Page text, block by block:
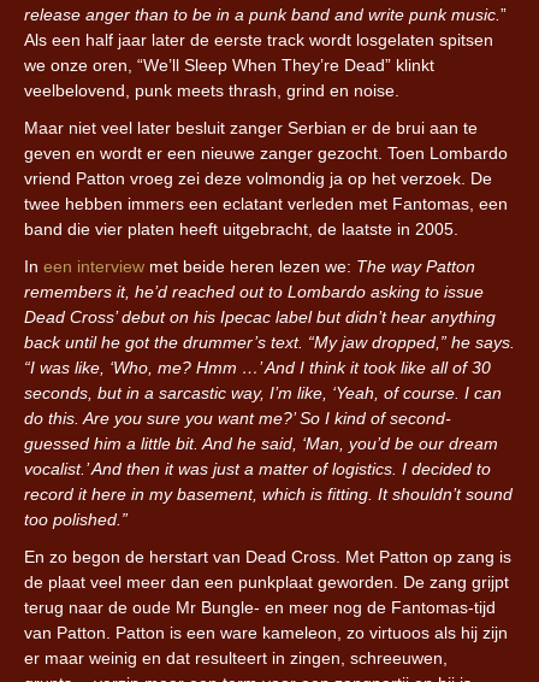
release anger than to be in a punk band and write punk music. ”
Als een half jaar later de eerste track wordt losgelaten spitsen
we onze oren, “We’ll Sleep When They’re Dead” klinkt
veelbelovend, punk meets thrash, grind en noise.
Maar niet veel later besluit zanger Serbian er de brui aan te
geven en wordt er een nieuwe zanger gezocht. Toen Lombardo
vriend Patton vroeg zei deze volmondig ja op het verzoek. De
twee hebben immers een eclatant verleden met Fantomas, een
band die vier platen heeft uitgebracht, de laatste in 2005.
In een interview met beide heren lezen we: The way Patton
remembers it, he’d reached out to Lombardo asking to issue
Dead Cross’ debut on his Ipecac label but didn’t hear anything
back until he got the drummer’s text. “My jaw dropped,” he says.
“I was like, ‘Who, me? Hmm …’ And I think it took like all of 30
seconds, but in a sarcastic way, I’m like, ‘Yeah, of course. I can
do this. Are you sure you want me?’ So I kind of second-
guessed him a little bit. And he said, ‘Man, you’d be our dream
vocalist.’ And then it was just a matter of logistics. I decided to
record it here in my basement, which is fitting. It shouldn’t sound
too polished.”
En zo begon de herstart van Dead Cross. Met Patton op zang is
de plaat veel meer dan een punkplaat geworden. De zang grijpt
terug naar de oude Mr Bungle- en meer nog de Fantomas-tijd
van Patton. Patton is een ware kameleon, zo virtuoos als hij zijn
er maar weinig en dat resulteert in zingen, schreeuwen,